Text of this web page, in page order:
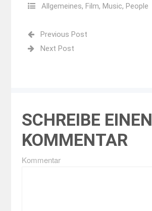
Allgemeines, Film, Music, People
Previous Post
Next Post
SCHREIBE EINEN
KOMMENTAR
Kommentar